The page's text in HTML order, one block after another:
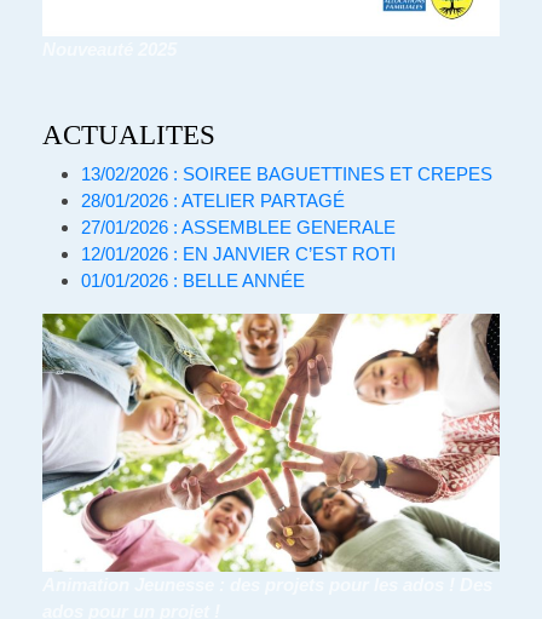
ACTUALITES
13/02/2026 : SOIREE BAGUETTINES ET CREPES
28/01/2026 : ATELIER PARTAGÉ
27/01/2026 : ASSEMBLEE GENERALE
12/01/2026 : EN JANVIER C’EST ROTI
01/01/2026 : BELLE ANNÉE